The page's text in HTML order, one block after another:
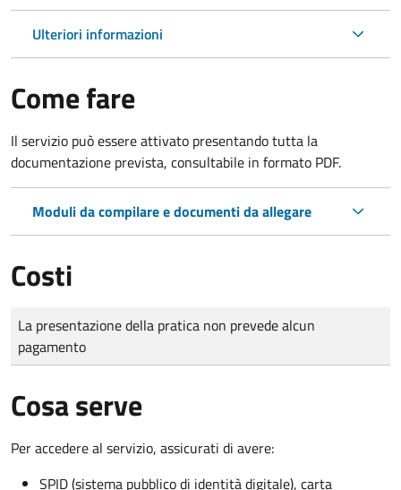
Ulteriori informazioni
Come fare
Il servizio può essere attivato presentando tutta la
documentazione prevista, consultabile in formato PDF.
Moduli da compilare e documenti da allegare
Costi
Tipo di pagamento
Importo
La presentazione della pratica non prevede alcun
pagamento
Cosa serve
Per accedere al servizio, assicurati di avere:
SPID (sistema pubblico di identità digitale), carta